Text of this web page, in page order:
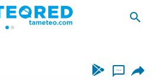
...